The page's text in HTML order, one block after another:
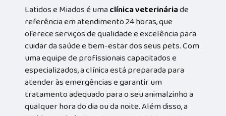
Latidos e Miados é umaclínica veterináriade
referência em atendimento 24 horas, que
oferece serviços de qualidade e excelência para
cuidar da saúde e bem-estar dos seus pets. Com
uma equipe de profissionais capacitados e
especializados, a clínica está preparada para
atender às emergências e garantir um
tratamento adequado para o seu animalzinho a
qualquer hora do dia ou da noite. Além disso, a